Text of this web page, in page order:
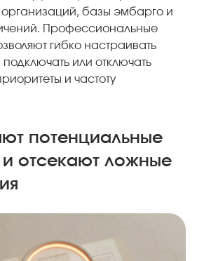
организаций, базы эмбарго и
Профессиональные
гибко настраивать
или отключать
и частоту
потенциальные
отсекают ложные